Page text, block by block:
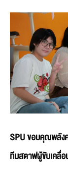
SPU ขอบคุณพลังค
ทีมสตาฟผู้ขับเคลื่อ